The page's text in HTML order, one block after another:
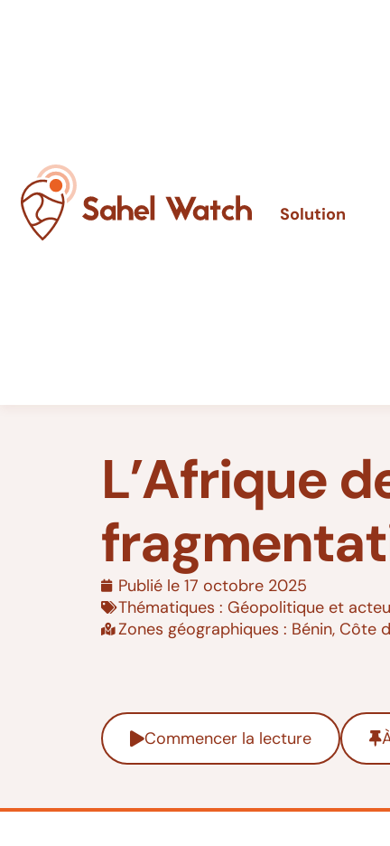
Solution
L’Afrique
Publié le 17 octobre 2025
Thématiques : Géopolitique et
Zones géographiques : Bénin, Côte
Commencer la lecture